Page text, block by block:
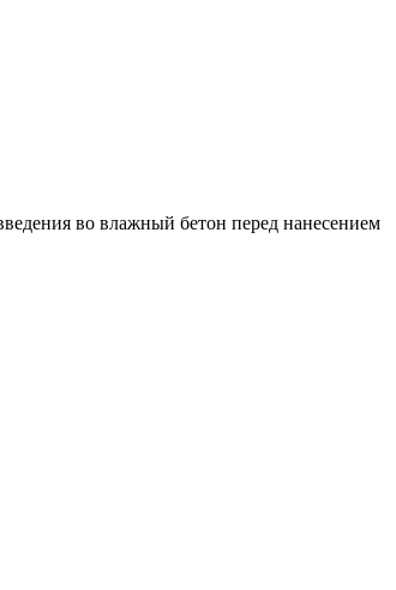
во влажный бетон перед нанесением